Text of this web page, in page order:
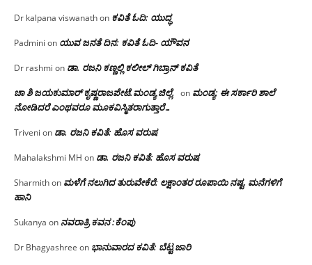
Dr kalpana viswanathon ಕವಿತೆ ಓದಿ: ಯುದ್ಧ
Padmini on ಯುವ ಜನತೆ ದಿನ: ಕವಿತೆ ಓದಿ- ಯೌವನ
Dr rashmi on ಡಾ. ರಜನಿ‌ ಕಣ್ಣಲ್ಲಿ ಕಲೀಲ್ ಗಿಬ್ರಾನ್ ಕವಿತೆ
ಚಾ ಶಿ ಜಯಕುಮಾರ್ ಕೃಷ್ಣರಾಜಪೇಟೆ.ಮಂಡ್ಯ ಜಿಲ್ಲೆ. on ಮಂಡ್ಯ: ಈ ಸರ್ಕಾರಿ ಶಾಲೆ
ನೋಡಿದರೆ ಎಂಥವರೂ ಮೂಕವಿಸ್ಮಿತರಾಗುತ್ತಾರೆ…
Triveni on ಡಾ. ರಜನಿ ಕವಿತೆ: ಹೊಸ ವರುಷ
Mahalakshmi MH on ಡಾ. ರಜನಿ ಕವಿತೆ: ಹೊಸ ವರುಷ
Sharmithon ಮಳೆಗೆ ನಲುಗಿದ ತುರುವೇಕೆರೆ: ಲಕ್ಷಾಂತರ ರೂಪಾಯಿ ನಷ್ಟ, ಮನೆಗಳಿಗೆ
ಹಾನಿ
Sukanya on ನವರಾತ್ರಿ ಕವನ :ಕೆಂಪು
Dr Bhagyashree on ಭಾನುವಾರದ ಕವಿತೆ: ಬೆಟ್ಟ ಜಾರಿ